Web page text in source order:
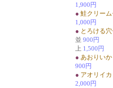
1,900円
● 鮭クリー
1,000円
● とろける
並 900円
上 1,500円
● あおりい
900円
● アオリイ
2,000円